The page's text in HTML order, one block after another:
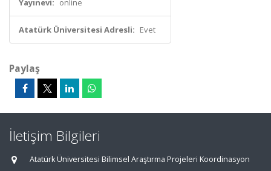
Yayınevi: online
Atatürk Üniversitesi Adresli: Evet
Paylaş
İletişim Bilgileri
Atatürk Üniversitesi Bilimsel Araştırma Projeleri Koordinasyon